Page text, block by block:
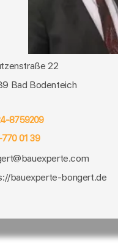
22
Bad Bodenteich
8759209
01 39
bauexperte-bongert.de